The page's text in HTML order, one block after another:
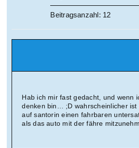
Beitragsanzahl: 12
Hab ich mir fast gedacht, und wenn
denken bin… ;D wahrscheinlicher ist
auf santorin einen fahrbaren
als das auto mit der fähre